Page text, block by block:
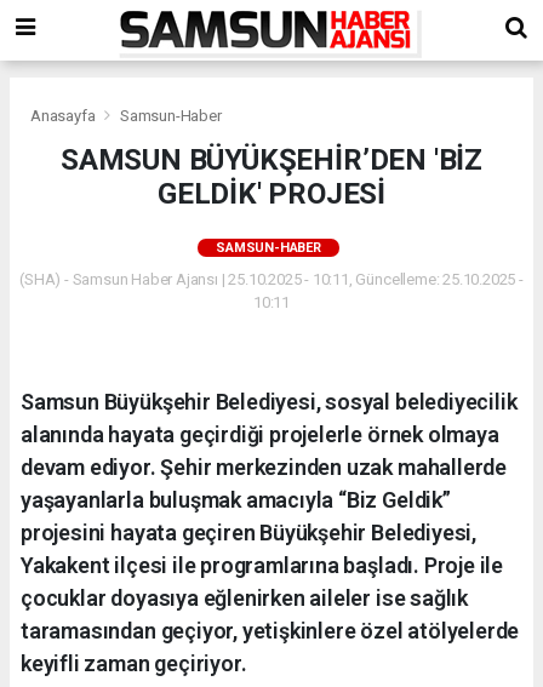
Anasayfa Samsun-Haber
SAMSUN BÜYÜKŞEHİR’DEN 'BİZ
GELDİK' PROJESİ
SAMSUN-HABER
(SHA) - Samsun Haber Ajansı | 25.10.2025 - 10:11, Güncelleme: 25.10.2025 -
10:11
Samsun Büyükşehir Belediyesi, sosyal belediyecilik
alanında hayata geçirdiği projelerle örnek olmaya
devam ediyor. Şehir merkezinden uzak mahallerde
yaşayanlarla buluşmak amacıyla “Biz Geldik”
projesini hayata geçiren Büyükşehir Belediyesi,
Yakakent ilçesi ile programlarına başladı. Proje ile
çocuklar doyasıya eğlenirken aileler ise sağlık
taramasından geçiyor, yetişkinlere özel atölyelerde
keyifli zaman geçiriyor.